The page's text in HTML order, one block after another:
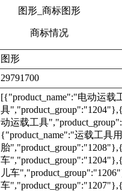
图形_商标图形
商标情况
图形
29791700
[{"product_name":"电动运载
具
动运载工具
{"product_name":"运载工具
胎
车
儿车
车